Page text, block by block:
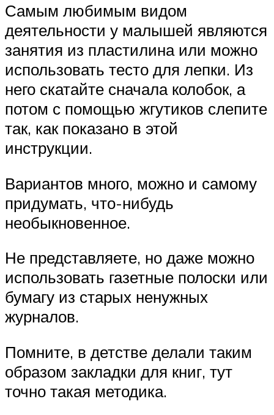
Самым любимым видом
деятельности у малышей являются
занятия из пластилина или можно
использовать тесто для лепки. Из
него скатайте сначала колобок, а
потом с помощью жгутиков слепите
так, как показано в этой
инструкции.
Вариантов много, можно и самому
придумать, что-нибудь
необыкновенное.
Не представляете, но даже можно
использовать газетные полоски или
бумагу из старых ненужных
журналов.
Помните, в детстве делали таким
образом закладки для книг, тут
точно такая методика.